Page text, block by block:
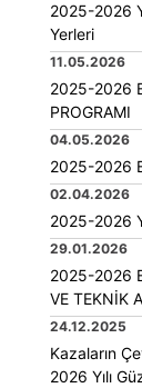
2025-2026
Yerleri
11.05.2026
2025-2026
PROGRAMI
04.05.2026
2025-2026
02.04.2026
2025-2026
29.01.2026
2025-2026
VE TEKNİK
24.12.2025
Kazaların
2026 Yılı